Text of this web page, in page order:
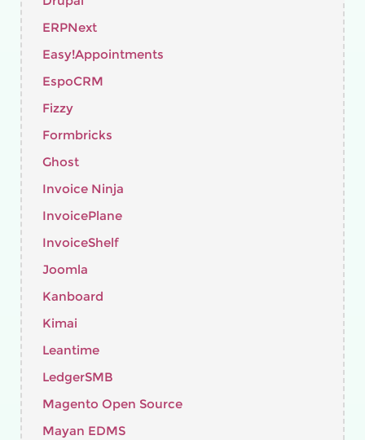
ERPNext
Easy!Appointments
EspoCRM
Fizzy
Formbricks
Ghost
Invoice Ninja
InvoicePlane
InvoiceShelf
Joomla
Kanboard
Kimai
Leantime
LedgerSMB
Magento Open Source
Mayan EDMS